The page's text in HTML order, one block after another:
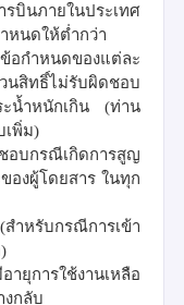
รบินภายในประเทศ
หนดให้ต่ำกว่า
กำหนดของแต่ละ
นสิทธิ์ไม่รับผิดชอบ
ะน้ำหนักเกิน (ท่าน
เพิ่ม)
อบกรณีเกิดการสูญ
องผู้โดยสาร ในทุก
(สำหรับกรณีการเข้า
)
ายุการใช้งานเหลือ
งกลับ